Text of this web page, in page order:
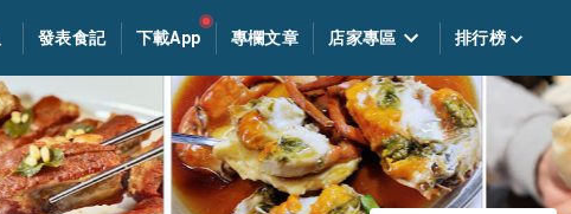
發表食記 下載App 專欄文章 店家專區 排行榜